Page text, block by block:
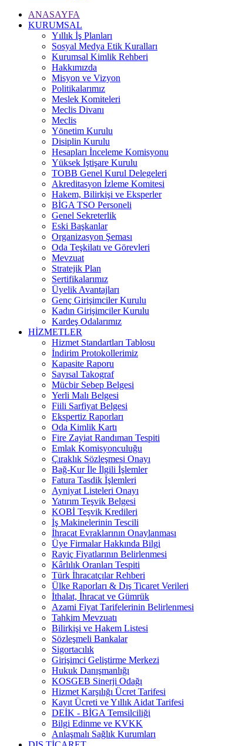
ANASAYFA
KURUMSAL
Yıllık İş Planları
Sosyal Medya Etik Kuralları
Kurumsal Kimlik Rehberi
Hakkımızda
Misyon ve Vizyon
Politikalarımız
Meslek Komiteleri
Meclis Divanı
Meclis
Yönetim Kurulu
Disiplin Kurulu
Hesapları İnceleme Komisyonu
Yüksek İştişare Kurulu
TOBB Genel Kurul Delegeleri
Akreditasyon İzleme Komitesi
Hakem, Bilirkişi ve Eksperler
BİGA TSO Personeli
Genel Sekreterlik
Eski Başkanlar
Organizasyon Şeması
Oda Teşkilatı ve Görevleri
Mevzuat
Stratejik Plan
Sertifikalarımız
Üyelik Avantajları
Genç Girişimciler Kurulu
Kadın Girişimciler Kurulu
Kardeş Odalarımız
HİZMETLER
Hizmet Standartları Tablosu
İndirim Protokollerimiz
Kapasite Raporu
Sayısal Takograf
Mücbir Sebep Belgesi
Yerli Malı Belgesi
Fiili Sarfiyat Belgesi
Ekspertiz Raporları
Oda Kimlik Kartı
Fire Zayiat Randıman Tespiti
Emlak Komisyonculuğu
Çıraklık Sözleşmesi Onayı
Bağ-Kur İle İlgili İşlemler
Fatura Tasdik İşlemleri
Ayniyat Listeleri Onayı
Yatırım Teşvik Belgesi
KOBİ Teşvik Kredileri
İş Makinelerinin Tescili
İhracat Evraklarının Onaylanması
Üye Firmalar Hakkında Bilgi
Rayiç Fiyatlarının Belirlenmesi
Kârlılık Oranları Tespiti
Türk İhracatçılar Rehberi
Ülke Raporları & Dış Ticaret Verileri
İthalat, İhracat ve Gümrük
Azami Fiyat Tarifelerinin Belirlenmesi
Tahkim Mevzuatı
Bilirkişi ve Hakem Listesi
Sözleşmeli Bankalar
Sigortacılık
Girişimci Geliştirme Merkezi
Hukuk Danışmanlığı
KOSGEB Sinerji Odağı
Hizmet Karşılığı Ücret Tarifesi
Kayıt Ücreti ve Yıllık Aidat Tarifesi
DEİK - BİGA Temsilciliği
Bilgi Edinme ve KVKK
Anlaşmalı Sağlık Kurumları